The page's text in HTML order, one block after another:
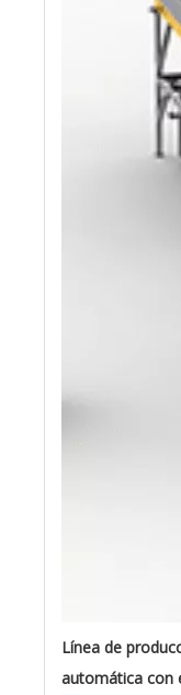
Línea de
automática con